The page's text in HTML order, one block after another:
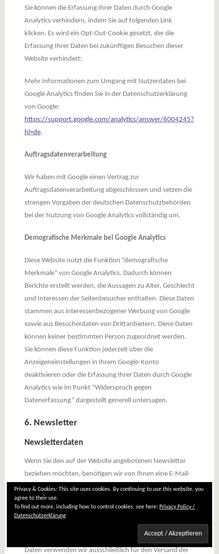
Sie können die Erfassung Ihrer Daten durch Google
Analytics verhindern, indem Sie auf folgenden Link
klicken. Es wird ein Opt-Out-Cookie gesetzt, der die
Erfassung Ihrer Daten bei zukünftigen Besuchen dieser
Website verhindert:
Mehr Informationen zum Umgang mit Nutzerdaten bei
Google Analytics finden Sie in der Datenschutzerklärung
von Google:
https://support.google.com/analytics/answer/6004245?
hl=de.
Auftragsdatenverarbeitung
Wir haben mit Google einen Vertrag zur
Auftragsdatenverarbeitung abgeschlossen und setzen die
strengen Vorgaben der deutschen Datenschutzbehörden
bei der Nutzung von Google Analytics vollständig um.
Demografische Merkmale bei Google Analytics
Diese Website nutzt die Funktion “demografische
Merkmale” von Google Analytics. Dadurch können
Berichte erstellt werden, die Aussagen zu Alter, Geschlecht
und Interessen der Seitenbesucher enthalten. Diese Daten
stammen aus interessenbezogener Werbung von Google
sowie aus Besucherdaten von Drittanbietern. Diese Daten
können keiner bestimmten Person zugeordnet werden.
Sie können diese Funktion jederzeit über die
Anzeigeneinstellungen in Ihrem Google-Konto
deaktivieren oder die Erfassung Ihrer Daten durch Google
Analytics wie im Punkt “Widerspruch gegen
Datenerfassung” dargestellt generell untersagen.
6. Newsletter
Newsletterdaten
Wenn Sie den auf der Website angebotenen Newsletter
beziehen möchten, benötigen wir von Ihnen eine E-Mail-
Adresse sowie Informationen, welche uns die
Überprüfung gestatten, dass Sie der Inhaber der
angegebenen E-Mail-Adresse sind und mit dem Empfang
des Newsletters einverstanden sind. Weitere Daten
werden nicht bzw. nur auf freiwilliger Basis erhoben. Diese
Daten verwenden wir ausschließlich für den Versand der
Privacy & Cookies: This site uses cookies. By continuing to use this website, you
agree to their use.
To find out more, including how to control cookies, see here: Privacy Policy /
Datenschutzerklärung